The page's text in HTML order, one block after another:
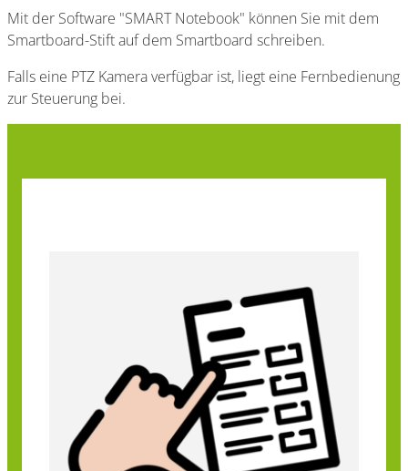
Mit der Software "SMART Notebook" können Sie mit dem
Smartboard-Stift auf dem Smartboard schreiben.
Falls eine PTZ Kamera verfügbar ist, liegt eine Fernbedienung
zur Steuerung bei.